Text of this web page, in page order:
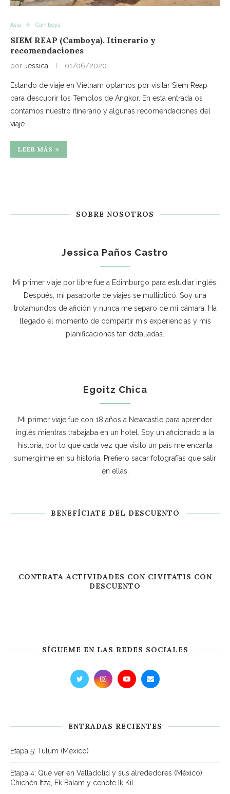
Asia Camboya
SIEM REAP (Camboya). Itinerario y
recomendaciones
por Jessica 01/06/2020
Estando de viaje en Vietnam optamos por visitar Siem Reap
para descubrir los Templos de Angkor. En esta entrada os
contamos nuestro itinerario y algunas recomendaciones del
viaje.
LEER MÁS
SOBRE NOSOTROS
Jessica Paños Castro
Mi primer viaje por libre fue a Edimburgo para estudiar inglés.
Después, mi pasaporte de viajes se multiplicó. Soy una
trotamundos de afición y nunca me separo de mi cámara. Ha
llegado el momento de compartir mis experiencias y mis
planificaciones tan detalladas.
Egoitz Chica
Mi primer viaje fue con 18 años a Newcastle para aprender
inglés mientras trabajaba en un hotel. Soy un aficionado a la
historia, por lo que cada vez que visito un país me encanta
sumergirme en su historia. Prefiero sacar fotografías que salir
en ellas.
BENEFÍCIATE DEL DESCUENTO
CONTRATA ACTIVIDADES CON CIVITATIS CON
DESCUENTO
SÍGUEME EN LAS REDES SOCIALES
ENTRADAS RECIENTES
Etapa 5: Tulum (México)
Etapa 4: Qué ver en Valladolid y sus alrededores (México):
Chichén Itzá, Ek Balam y cenote Ik Kil